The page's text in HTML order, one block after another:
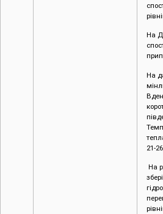
На
На
21-
На